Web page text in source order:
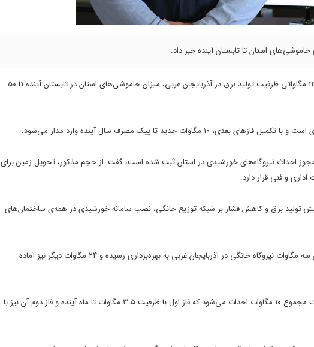
به گزارش افتخار آذربایجان، طاهر کیامهر با اعلام این خبر افزود: با افزایش ۱۲۰ مگاواتی ظرفیت تولید برق در آذربایجان غربی، میزان خاموشی‌های استان در تابستان آینده تا ۵۰
مجوز احداث نیروگاه‌های خورشیدی در استان ثبت شده است، گفت: از حجم مذکور، تحویل زمین برای
تولید برق و کاهش فشار بر شبکه توزیع خانگی، نصب سامانه خورشیدی در همه‌ی ساختمان‌های
این مقام مسئول اظهار داشت: با اجرای طرح‌های نیروگاه خورشیدی، تاکنون سه مگاوات نیروگاه خانگی در آذربایجان غربی به بهره‌برداری رسیده و ۲۴ مگاوات دیگر نیز آماده
کیامهر تاکید کرد: در کارخانه نساجی خوی نیز دو نیروگاه خورشیدی با ظرفیت مجموع ۱۰ مگاوات احداث می‌شود که فاز اول با ظرفیت ۳.۵ مگاوات تا ماه آینده و فاز دوم آن نیز با